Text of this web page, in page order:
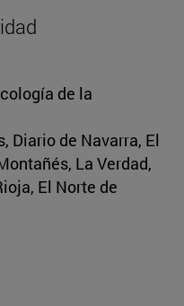
de la
Diario de Navarra, El
La Verdad,
El Norte de